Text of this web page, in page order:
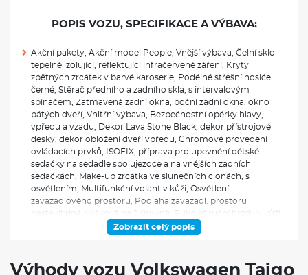
POPIS VOZU, SPECIFIKACE A VÝBAVA:
Akční pakety, Akční model People, Vnější výbava, Čelní sklo
tepelně izolující, reflektující infračervené záření, Kryty
zpětných zrcátek v barvě karoserie, Podélné střešní nosiče
černé, Stěrač předního a zadního skla, s intervalovým
spínačem, Zatmavená zadní okna, boční zadní okna, okno
pátých dveří, Vnitřní výbava, Bezpečnostní opěrky hlavy,
vpředu a vzadu, Dekor Lava Stone Black, dekor přístrojové
desky, dekor obložení dveří vpředu, Chromové provedení
ovládacích prvků, ISOFIX, příprava pro upevnění dětské
sedačky na sedadle spolujezdce a na vnějších zadních
sedačkách, Make-up zrcátka ve slunečních clonách, s
osvětlením, Multifunkční volant v kůži, Osvětlení
zavazadlového prostoru, Podlaha zavazadl. prostoru
nastavitelná, výškově na 2 úrovně, Rukojeť ruční brzdy v kůži,
Sloupek řízení, vertikálně nastavitelný (manuálně),
bezpečnostní pásy, vpředu i vzadu, vpředu výškově
Zobrazit celý popis
Výhody vozu Volkswagen Taigo